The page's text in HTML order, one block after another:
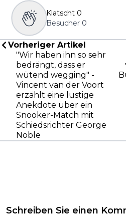
Klatscht 0
Besucher 0
Vorheriger Artikel
"Wir haben ihn so sehr
bedrängt, dass er
wütend wegging" -
Vincent van der Voort
erzählt eine lustige
Anekdote über ein
Snooker-Match mit
Schiedsrichter George
Noble
Schreiben Sie einen